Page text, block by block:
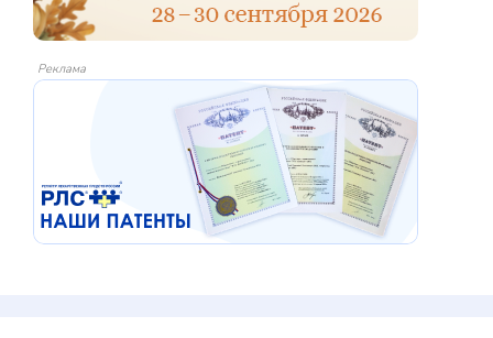
Реклама